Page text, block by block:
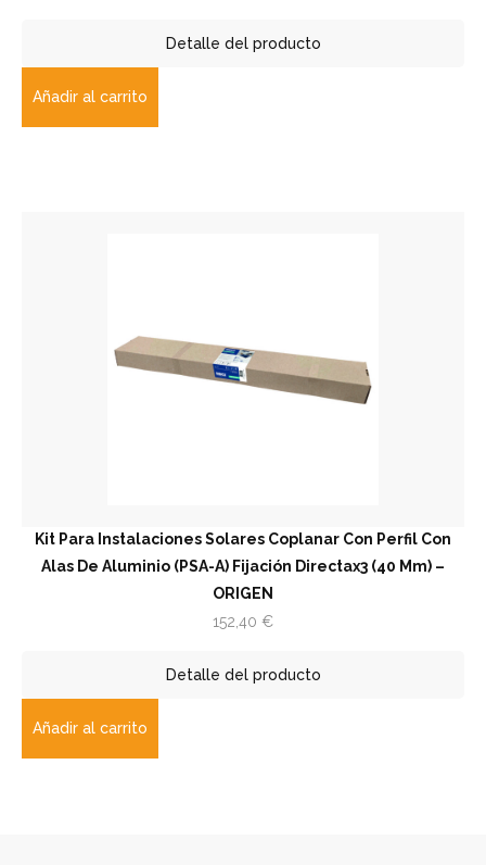
Detalle del producto
Añadir al carrito
Kit Para Instalaciones Solares Coplanar Con Perfil Con
Alas De Aluminio (PSA-A) Fijación Directax3 (40 Mm) –
ORIGEN
152,40 €
Detalle del producto
Añadir al carrito